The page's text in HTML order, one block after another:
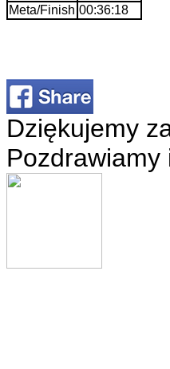
Meta/Finish 00:36:18
Dziękujemy
Pozdrawiamy